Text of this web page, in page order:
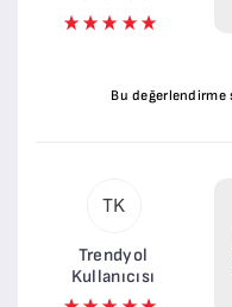
Bu değerlendirme
TK
Trendyol
Kullanıcısı